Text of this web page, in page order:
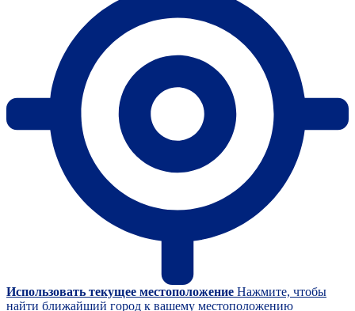
Использовать текущее местоположение Нажмите, чтобы
найти ближайший город к вашему местоположению